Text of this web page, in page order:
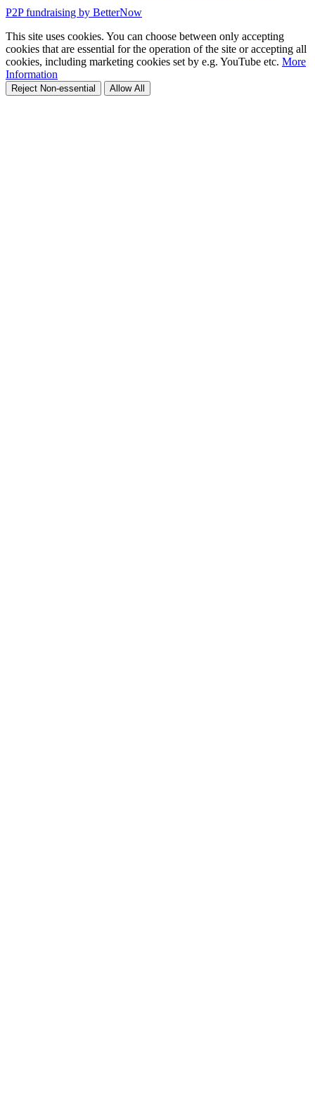
P2P fundraising by BetterNow
This site uses cookies. You can choose between only accepting
cookies that are essential for the operation of the site or accepting all
cookies, including marketing cookies set by e.g. YouTube etc. More
Information
Reject Non-essential Allow All